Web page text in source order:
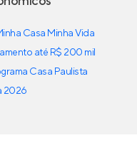
Casa Minha Vida
até R$ 200 mil
Casa Paulista
2026